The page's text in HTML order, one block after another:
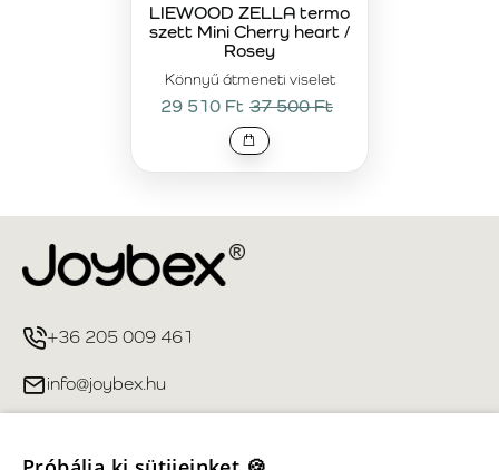
Könnyű átmeneti viselet
LIEWOOD ZELLA termo
szett Mini Cherry heart /
Rosey
29 510 Ft 37 500 Ft
+36 205 009 461
info@joybex.hu